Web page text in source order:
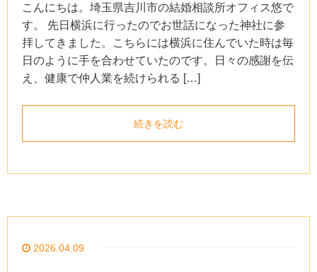
こんにちは。埼玉県吉川市の結婚相談所オフィス悠で
す。 先日横浜に行ったのでお世話になった神社に参
拝してきました。こちらには横浜に住んでいた時は毎
日のように手を合わせていたのです。日々の感謝を伝
え、健康で仲人業を続けられる […]
続きを読む
2026.04.09